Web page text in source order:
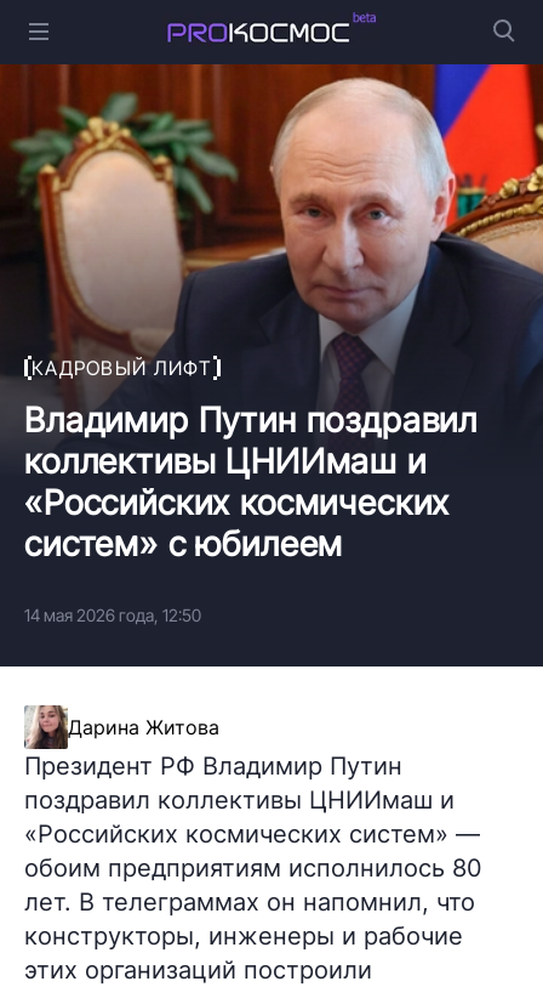
КАДРОВЫЙ ЛИФТ
Владимир Путин поздравил
коллективы ЦНИИмаш и
«Российских космических
систем» с юбилеем
14 мая 2026 года, 12:50
Дарина Житова
Президент РФ Владимир Путин
поздравил коллективы ЦНИИмаш и
«Российских космических систем» —
обоим предприятиям исполнилось 80
лет. В телеграммах он напомнил, что
конструкторы, инженеры и рабочие
этих организаций построили